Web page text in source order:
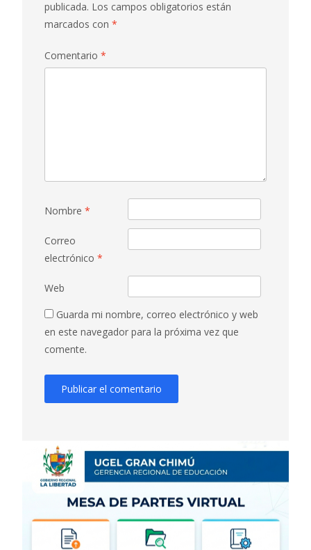
publicada. Los campos obligatorios están
marcados con *
Comentario *
Nombre *
Correo
electrónico *
Web
Guarda mi nombre, correo electrónico y web
en este navegador para la próxima vez que
comente.